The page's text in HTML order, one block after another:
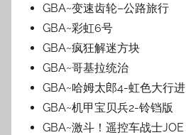
GBA~变速齿轮–公路旅行
GBA~彩虹6号
GBA~疯狂解迷方块
GBA~哥基拉统治
GBA~哈姆太郎4-虹色大行进
GBA~机甲宝贝兵2-铃铛版
GBA~激斗！遥控车战士JOE